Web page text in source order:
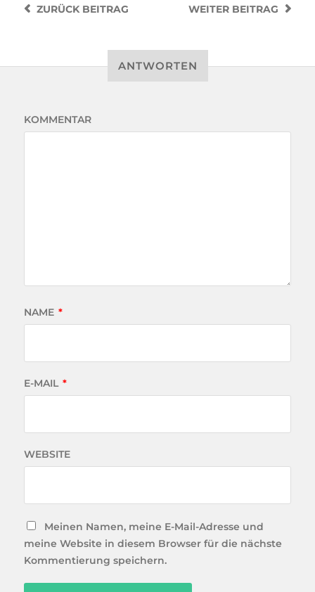
WEITER BEITRAG
ZURÜCKBEITRAG
ANTWORTEN
KOMMENTAR
NAME *
E-MAIL *
WEBSITE
Meinen Namen, meine E-Mail-Adresse und
meine Website in diesem Browser für die nächste
Kommentierung speichern.